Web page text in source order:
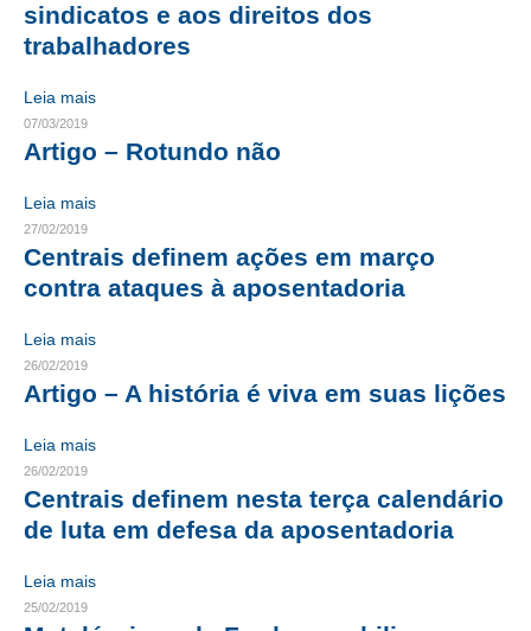
LEI 5.194/1966 – REGULAMENTAÇÃO DA PROFISSÃO
LEI 6.496/1977 – ART
RES 1.002/2002 – CÓDIGO DE ÉTICA
HOMOLOGAÇÕES
FIQUE POR DENTRO
OPORTUNIDADES
APRESENTAÇÃO
EMPREGO E ESTÁGIO
AUTÔNOMOS E SERVIÇOS
NEWSLETTER
sindicatos e aos direitos dos
trabalhadores
Leia mais
07/03/2019
Artigo – Rotundo não
Leia mais
27/02/2019
Centrais definem ações em março
contra ataques à aposentadoria
Leia mais
26/02/2019
Artigo – A história é viva em suas lições
Leia mais
26/02/2019
Centrais definem nesta terça calendário
de luta em defesa da aposentadoria
Leia mais
25/02/2019